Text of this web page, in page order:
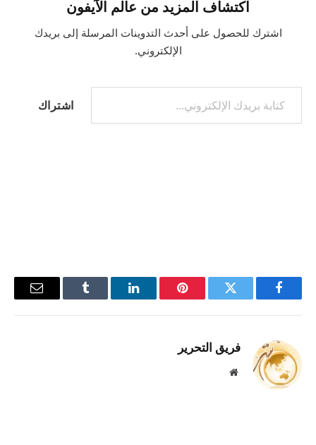
اكتشاف المزيد من عالم الآيفون
اشترك للحصول على أحدث التدوينات المرسلة إلى بريدك
الإلكتروني.
كتابة بريدك الإلكتروني...
اشتراك
فيسبوك تويتر بينتيريستلينكدإن Tumblr
البريد
فريق التحرير
موقع